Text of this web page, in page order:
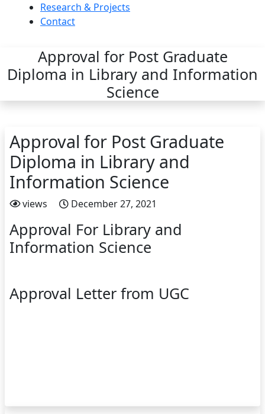
Research & Projects
Contact
Approval for Post Graduate
Diploma in Library and Information
Science
Approval for Post Graduate
Diploma in Library and
Information Science
views December 27, 2021
Approval For Library and
Information Science
Approval Letter from UGC